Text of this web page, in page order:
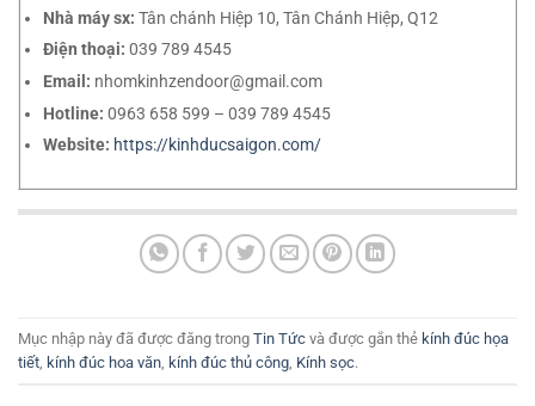
Nhà máy sx: Tân chánh Hiệp 10, Tân Chánh Hiệp, Q12
Điện thoại: 039 789 4545
Email: nhomkinhzendoor@gmail.com
Hotline: 0963 658 599 – 039 789 4545
Website: https://kinhducsaigon.com/
Mục nhập này đã được đăng trong Tin Tức và được gắn thẻ kính đúc họa
tiết kính đúc hoa văn kính đúc thủ công Kính sọc.